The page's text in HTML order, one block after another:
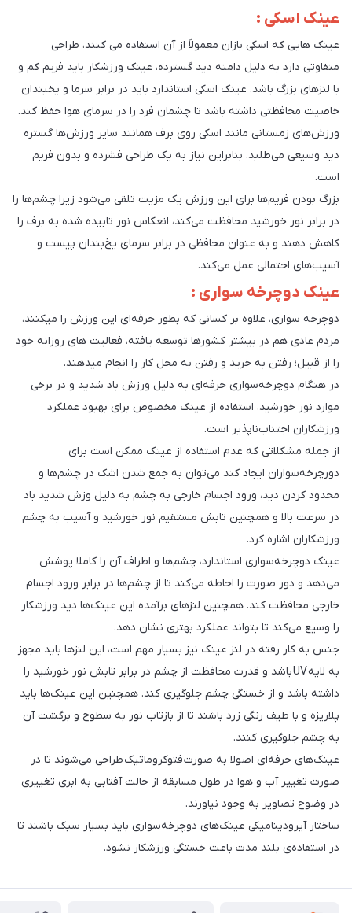
عینک اسکی :
عینک هایی که اسکی بازان معمولاً از آن استفاده می کنند، طراحی
متفاوتی دارد به دلیل دامنه دید گسترده، عینک ورزشکار باید فریم کم و
با لنزهای بزرگ باشد. عینک اسکی استاندارد باید در برابر سرما و یخبندان
خاصیت محافظتی داشته باشد تا چشمان فرد را در سرمای هوا حفظ کند.
ورزش‌های زمستانی مانند اسکی روی برف همانند سایر ورزش‌ها گستره
دید وسیعی می‌طلبد. بنابراین نیاز به یک طراحی فشرده و بدون فریم
است.
بزرگ بودن فریم‌ها برای این ورزش یک مزیت تلقی می‌شود زیرا چشم‌ها را
در برابر نور خورشید محافظت می‌کند، انعکاس نور تابیده شده به برف را
کاهش دهند و به عنوان محافظی در برابر سرمای یخ‌بندان پیست و
آسیب‌های احتمالی عمل می‌کند.
عینک دوچرخه سواری :
دوچرخه سواری، علاوه بر کسانی که بطور حرفه‌ای این ورزش را میکنند،
مردم عادی هم در بیشتر کشورها توسعه یافته، فعالیت های روزانه خود
را از قبیل؛ رفتن به خرید و رفتن به محل کار را انجام میدهند.
در هنگام دوچرخه‌سواری حرفه‌ای به دلیل ورزش باد شدید و در برخی
موارد نور خورشید، استفاده از عینک مخصوص برای بهبود عملکرد
ورزشکاران اجتناب‌ناپذیر است.
از جمله مشکلاتی که عدم استفاده از عینک ممکن است برای
دورچرخه‌سواران ایجاد کند می‌توان به جمع شدن اشک در چشم‌ها و
محدود کردن دید، ورود اجسام خارجی به چشم به دلیل وزش شدید باد
در سرعت بالا و همچنین تابش مستقیم نور خورشید و آسیب به چشم
ورزشکاران اشاره کرد.
عینک دوچرخه‌سواری استاندارد، چشم‌ها و اطراف آن را کاملا پوشش
می‌دهد و دور صورت را احاطه می‌کند تا از چشم‌ها در برابر ورود اجسام
خارجی محافظت کند. همچنین لنزهای برآمده این عینک‌ها دید ورزشکار
را وسیع می‌کند تا بتواند عملکرد بهتری نشان دهد.
جنس به کار رفته در لنز عینک نیز بسیار مهم است، این لنزها باید مجهز
به لایه UV باشد و قدرت محافظت از چشم در برابر تابش نور خورشید را
داشته باشد و از خستگی چشم جلوگیری کند. همچنین این عینک‌ها باید
پلاریزه و با طیف رنگی زرد باشند تا از بازتاب نور به سطوح و برگشت آن
به چشم جلوگیری کنند.
عینک‌های حرفه‌ای اصولا به صورت فتوکروماتیک طراحی می‌شوند تا در
صورت تغییر آب و هوا در طول مسابقه از حالت آفتابی به ابری تغییری
در وضوح تصاویر به وجود نیاورند.
ساختار آیرودینامیکی عینک‌های دوچرخه‌سواری باید بسیار سبک باشند تا
در استفاده‌ی بلند مدت باعث خستگی ورزشکار نشود.